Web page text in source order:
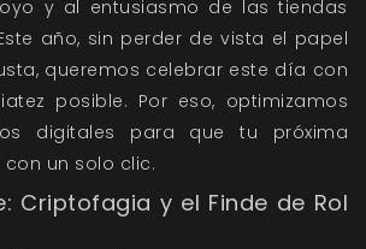
y al entusiasmo de las tiendas
año, sin perder de vista el papel
queremos celebrar este día con
posible. Por eso, optimizamos
digitales para que tu próxima
un solo clic.
Criptofagia y el Finde de Rol